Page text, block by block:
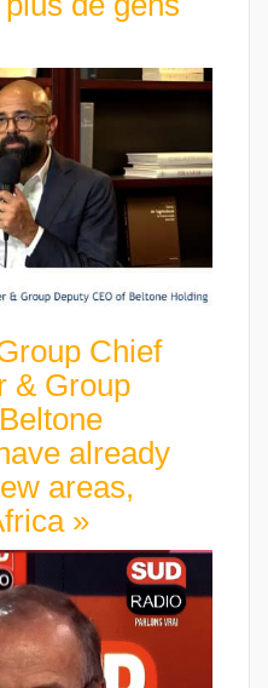
Chief
& Group
already
areas,
»